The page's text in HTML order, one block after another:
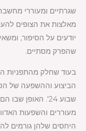
שגרתיים ומעוררי
מאלצות את הצופים
יודעים על הסיפור,
שהפרק מסתיים.
בעוד שחלק מהתפניות
הביצוע וההשפעה של
שבוע 24'. האופן
מעוררים והשפעות
היחסים שלהן גורמים